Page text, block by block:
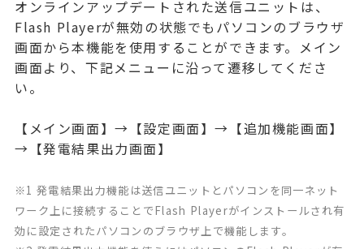
オンラインアップデートされた送信ユニットは、
Flash Playerが無効の状態でもパソコンのブラウザ
画面から本機能を使用することができます。メイン
画面より、下記メニューに沿って遷移してくださ
い。
【メイン画面】→【設定画面】→【追加機能画面】
→【発電結果出力画面】
※1 発電結果出力機能は送信ユニットとパソコンを同一ネット
ワーク上に接続することでFlash Playerがインストールされ有
効に設定されたパソコンのブラウザ上で機能します。